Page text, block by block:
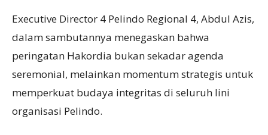
Executive Director 4 Pelindo Regional 4, Abdul Azis,
dalam sambutannya menegaskan bahwa
peringatan Hakordia bukan sekadar agenda
seremonial, melainkan momentum strategis untuk
memperkuat budaya integritas di seluruh lini
organisasi Pelindo.